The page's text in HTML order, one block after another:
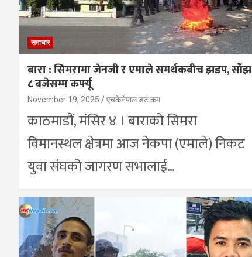
समाचार
बारा : सिमरामा जेनजी र एमाले समर्थकबीच झडप, साँझ
८ बजेसम्म कर्फ्यू
November 19, 2025 एचकेनेपाल डट कम
काठमाडौं, मंसिर ४ । बाराको सिमरा
विमानस्थल क्षेत्रमा आज नेकपा (एमाले) निकट
युवा संघको जागरण सभालाई…